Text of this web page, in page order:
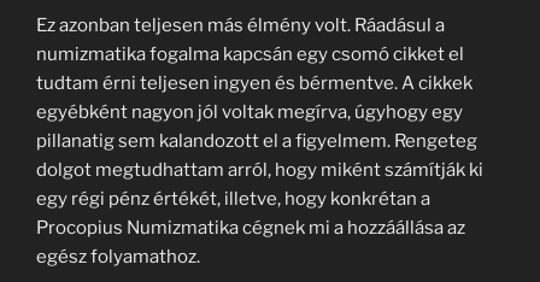
Ez azonban teljesen más élmény volt. Ráadásul a
numizmatika fogalma kapcsán egy csomó cikket el
tudtam érni teljesen ingyen és bérmentve. A cikkek
egyébként nagyon jól voltak megírva, úgyhogy egy
pillanatig sem kalandozott el a figyelmem. Rengeteg
dolgot megtudhattam arról, hogy miként számítják ki
egy régi pénz értékét, illetve, hogy konkrétan a
Procopius Numizmatika cégnek mi a hozzáállása az
egész folyamathoz.